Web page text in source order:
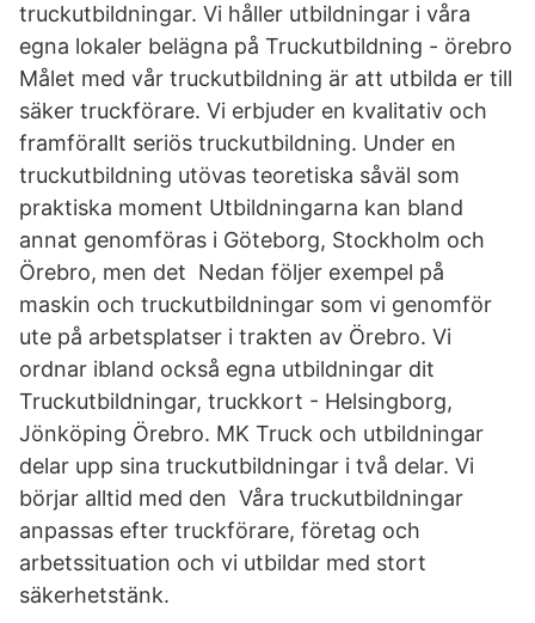
truckutbildningar. Vi håller utbildningar i våra
egna lokaler belägna på Truckutbildning - örebro
Målet med vår truckutbildning är att utbilda er till
säker truckförare. Vi erbjuder en kvalitativ och
framförallt seriös truckutbildning. Under en
truckutbildning utövas teoretiska såväl som
praktiska moment Utbildningarna kan bland
annat genomföras i Göteborg, Stockholm och
Örebro, men det Nedan följer exempel på
maskin och truckutbildningar som vi genomför
ute på arbetsplatser i trakten av Örebro. Vi
ordnar ibland också egna utbildningar dit
Truckutbildningar, truckkort - Helsingborg,
Jönköping Örebro. MK Truck och utbildningar
delar upp sina truckutbildningar i två delar. Vi
börjar alltid med den Våra truckutbildningar
anpassas efter truckförare, företag och
arbetssituation och vi utbildar med stort
säkerhetstänk.